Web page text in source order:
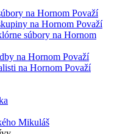
na Hornom Považí
na Hornom Považí
súbory na Hornom
na Hornom Považí
na Hornom Považí
Mikuláš